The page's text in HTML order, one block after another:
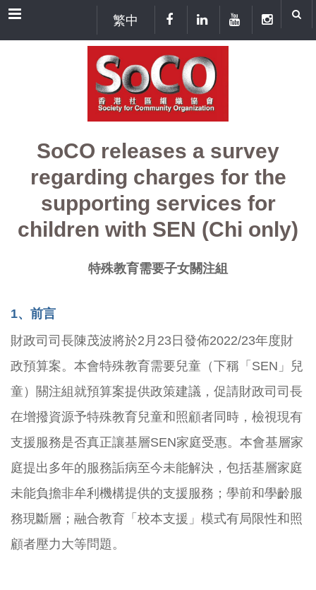
Menu 繁中
SoCO releases a survey
regarding charges for the
supporting services for
children with SEN (Chi only)
特殊教育需要子女關注組
1、前言
財政司司長陳茂波將於2月23日發佈2022/23年度財
政預算案。本會特殊教育需要兒童（下稱「SEN」兒
童）關注組就預算案提供政策建議，促請財政司司長
在增撥資源予特殊教育兒童和照顧者同時，檢視現有
支援服務是否真正讓基層SEN家庭受惠。本會基層家
庭提出多年的服務詬病至今未能解決，包括基層家庭
未能負擔非牟利機構提供的支援服務；學前和學齡服
務現斷層；融合教育「校本支援」模式有局限性和照
顧者壓力大等問題。